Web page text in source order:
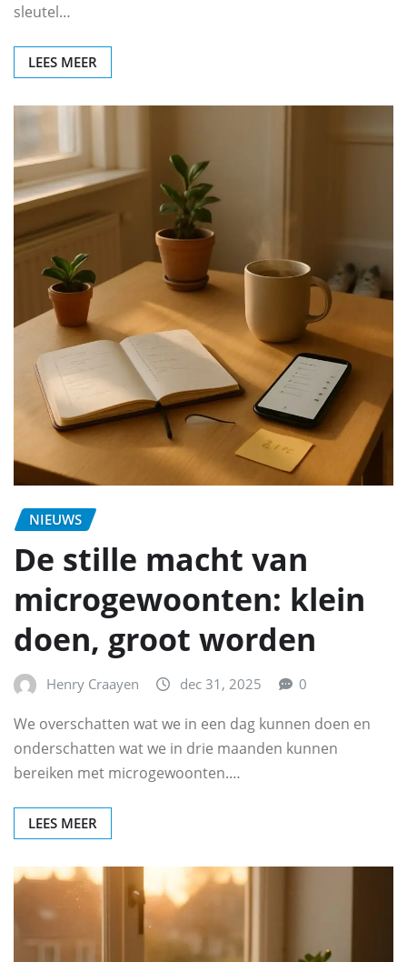
sleutel…
LEES MEER
NIEUWS
De stille macht van
microgewoonten: klein
doen, groot worden
Henry Craayen dec 31, 2025 0
We overschatten wat we in een dag kunnen doen en
onderschatten wat we in drie maanden kunnen
bereiken met microgewoonten.…
LEES MEER